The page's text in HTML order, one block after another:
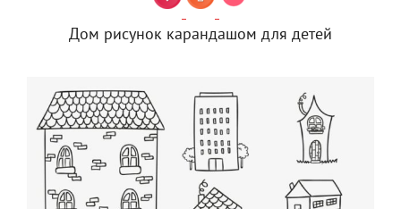
Дом рисунок карандашом для детей